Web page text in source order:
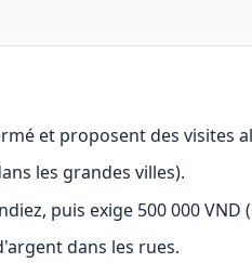
et proposent des visites
les grandes villes).
puis exige 500 000 VND
dans les rues.